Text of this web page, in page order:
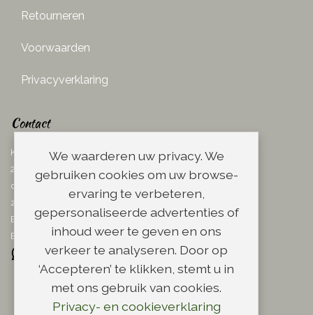
Retourneren
Voorwaarden
Privacyverklaring
Contact
Ketelboetersteeg 29
2311 TN Leiden
dins. - vrij. 08.00 - 17.00 uur
zaterdag 08.00 - 13.00 uur
Email:info@scheerwinkel.nl
Bel: 071 - 5128188
We waarderen uw privacy. We
gebruiken cookies om uw browse-
ervaring te verbeteren,
gepersonaliseerde advertenties of
inhoud weer te geven en ons
verkeer te analyseren. Door op
‘Accepteren’ te klikken, stemt u in
met ons gebruik van cookies.
Privacy- en cookieverklaring